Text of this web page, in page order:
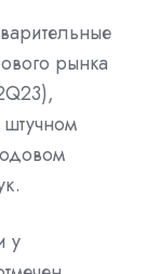
рынка
у